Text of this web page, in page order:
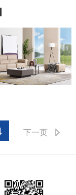
下一页